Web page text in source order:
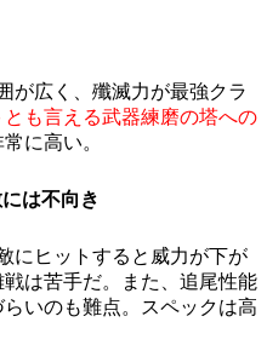
が広く、殲滅力が最強クラ
も言える武器練磨の塔への
に高い。
は不向き
にヒットすると威力が下が
は苦手だ。また、追尾性能
いのも難点。スペックは高